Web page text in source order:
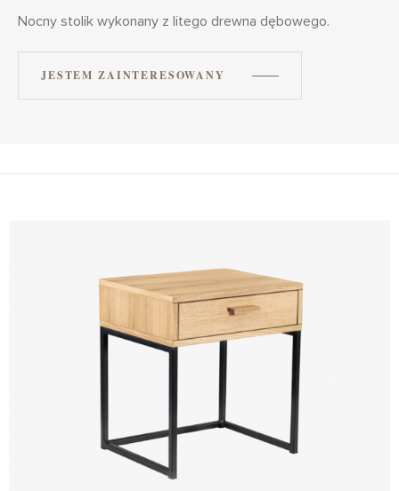
Nocny stolik wykonany z litego drewna dębowego.
JESTEM ZAINTERESOWANY